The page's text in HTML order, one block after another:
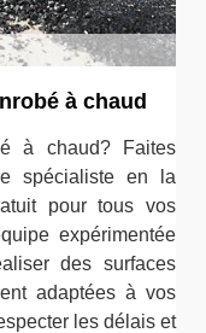
à chaud
à chaud? Faites
spécialiste en la
pour tous vos
expérimentée
des surfaces
adaptées à vos
les délais et